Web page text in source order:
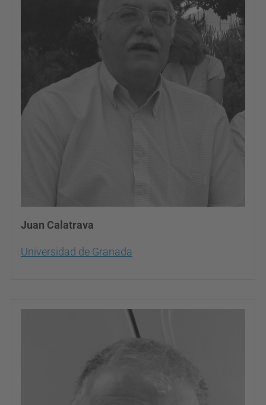
Juan Calatrava
Universidad de Granada